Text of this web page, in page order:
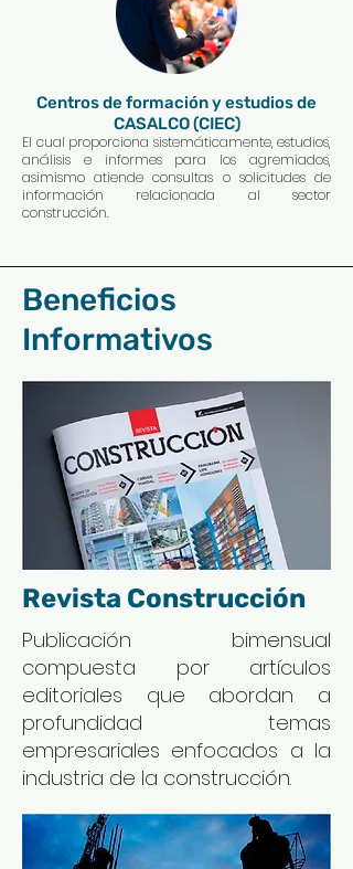
Centros de formación y estudios de
CASALCO (CIEC)
El cual proporciona sistemáticamente, estudios,
análisis e informes para los agremiados,
asimismo atiende consultas o solicitudes de
información relacionada al sector
construcción.
Beneficios
Informativos
Revista Construcción
Publicación bimensual
compuesta por artículos
editoriales que abordan a
profundidad temas
empresariales enfocados a la
industria de la construcción.